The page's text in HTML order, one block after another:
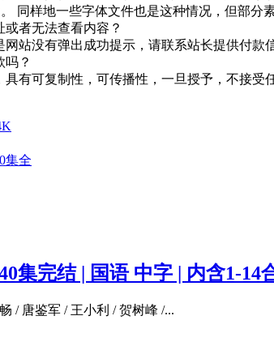
同样地一些字体文件也是这种情况，但部分
者无法查看内容？
站没有弹出成功提示，请联系站长提供付款
吗？
具有可复制性，可传播性，一旦授予，不接
集全
集完结 | 国语 中字 | 内含1-14
/ 唐鉴军 / 王小利 / 贺树峰 /...